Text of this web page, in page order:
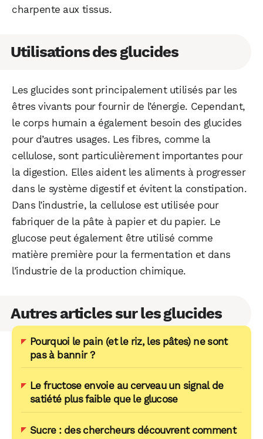
charpente aux tissus.
Utilisations des glucides
Les glucides sont principalement utilisés par les
êtres vivants pour fournir de l’énergie. Cependant,
le corps humain a également besoin des glucides
pour d’autres usages. Les fibres, comme la
cellulose, sont particulièrement importantes pour
la digestion. Elles aident les aliments à progresser
dans le système digestif et évitent la constipation.
Dans l’industrie, la cellulose est utilisée pour
fabriquer de la pâte à papier et du papier. Le
glucose peut également être utilisé comme
matière première pour la fermentation et dans
l’industrie de la production chimique.
Autres articles sur les glucides
Pourquoi le pain (et le riz, les pâtes) ne sont
pas à bannir ?
Le fructose envoie au cerveau un signal de
satiété plus faible que le glucose
Sucre : des chercheurs découvrent comment